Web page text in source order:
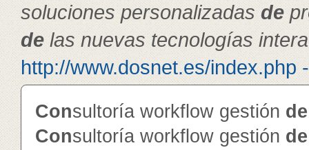
soluciones personalizadasde
delas nuevas tecnologías
http://www.dosnet.es/index.php
Consultoría workflow gestión de
Consultoría workflow gestión de